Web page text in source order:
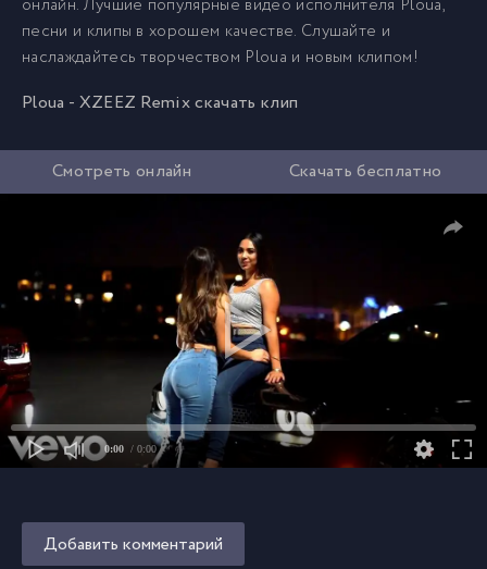
онлайн. Лучшие популярные видео исполнителя Ploua,
песни и клипы в хорошем качестве. Слушайте и
наслаждайтесь творчеством Ploua и новым клипом!
Ploua - XZEEZ Remix скачать клип
Смотреть онлайн Скачать бесплатно
0:00 / 0:00
Добавить комментарий